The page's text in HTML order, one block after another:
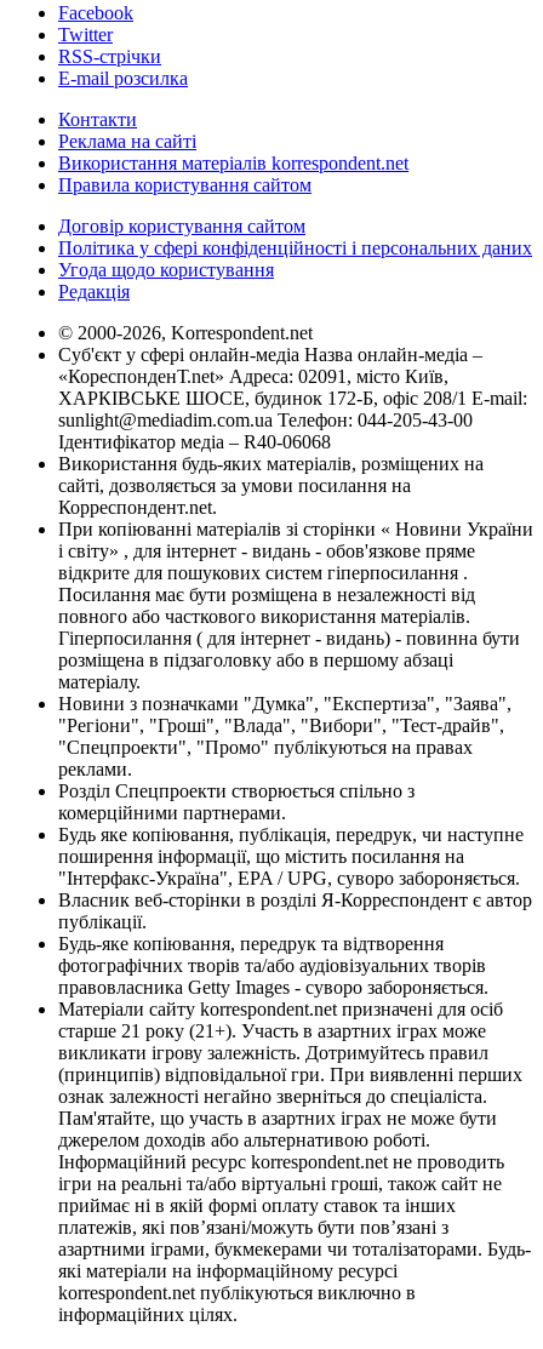
Facebook
Twitter
RSS-стрічки
E-mail розсилка
Контакти
Реклама на сайті
Використання матеріалів korrespondent.net
Правила користування сайтом
Договір користування сайтом
Політика у сфері конфіденційності і персональних даних
Угода щодо користування
Редакція
© 2000-2026, Korrespondent.net
Суб'єкт у сфері онлайн-медіа Назва онлайн-медіа –
«КореспонденТ.net» Адреса: 02091, місто Київ,
ХАРКІВСЬКЕ ШОСЕ, будинок 172-Б, офіс 208/1 E-mail:
sunlight@mediadim.com.ua Телефон: 044-205-43-00
Ідентифікатор медіа – R40-06068
Використання будь-яких матеріалів, розміщених на
сайті, дозволяється за умови посилання на
Корреспондент.net.
При копіюванні матеріалів зі сторінки « Новини України
і світу» , для інтернет - видань - обов'язкове пряме
відкрите для пошукових систем гіперпосилання .
Посилання має бути розміщена в незалежності від
повного або часткового використання матеріалів.
Гіперпосилання ( для інтернет - видань) - повинна бути
розміщена в підзаголовку або в першому абзаці
матеріалу.
Новини з позначками "Думка", "Експертиза", "Заява",
"Регіони", "Гроші", "Влада", "Вибори", "Тест-драйв",
"Спецпроекти", "Промо" публікуються на правах
реклами.
Розділ Спецпроекти створюється спільно з
комерційними партнерами.
Будь яке копіювання, публікація, передрук, чи наступне
поширення інформації, що містить посилання на
"Інтерфакс-Україна", EPA / UPG, суворо забороняється.
Власник веб-сторінки в розділі Я-Корреспондент є автор
публікації.
Будь-яке копіювання, передрук та відтворення
фотографічних творів та/або аудіовізуальних творів
правовласника Getty Images - суворо забороняється.
Матеріали сайту korrespondent.net призначені для осіб
старше 21 року (21+). Участь в азартних іграх може
викликати ігрову залежність. Дотримуйтесь правил
(принципів) відповідальної гри. При виявленні перших
ознак залежності негайно зверніться до спеціаліста.
Пам'ятайте, що участь в азартних іграх не може бути
джерелом доходів або альтернативою роботі.
Інформаційний ресурс korrespondent.net не проводить
ігри на реальні та/або віртуальні гроші, також сайт не
приймає ні в якій формі оплату ставок та інших
платежів, які пов’язані/можуть бути пов’язані з
азартними іграми, букмекерами чи тоталізаторами. Будь-
які матеріали на інформаційному ресурсі
korrespondent.net публікуються виключно в
інформаційних цілях.